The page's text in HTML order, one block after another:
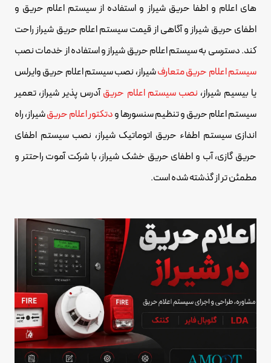
های اعلام و اطفا حریق شیراز و استفاده از سیستم اعلام حریق و
اطفای حریق شیراز و آگاهی از قیمت سیستم اعلام حریق شیراز راحت
کند. دسترسی به سیستم اعلام حریق شیراز و استفاده از خدمات نصب
سیستم اعلام حریق متعارفشیراز، نصب سیستم اعلام حریق وایرلس
یا بیسیم شیراز، نصب سیستم اعلام حریقآدرس پذیر شیراز، تعمیر
سیستم اعلام حریق و تنظیم سنسورها ودتکتور اعلام حریقشیراز، راه
اندازی سیستم اطفاء حریق اتوماتیک شیراز، نصب سیستم اطفای
حریق گازی، آب و اطفای حریق خشک شیراز، با شرکت آموت راحتتر و
مطمئن تر از گذشته شده است.